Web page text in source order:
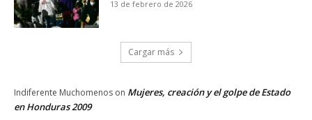
13 de febrero de 2026
Cargar más
Indiferente Muchomenos on Mujeres, creación y el golpe de Estado
en Honduras 2009